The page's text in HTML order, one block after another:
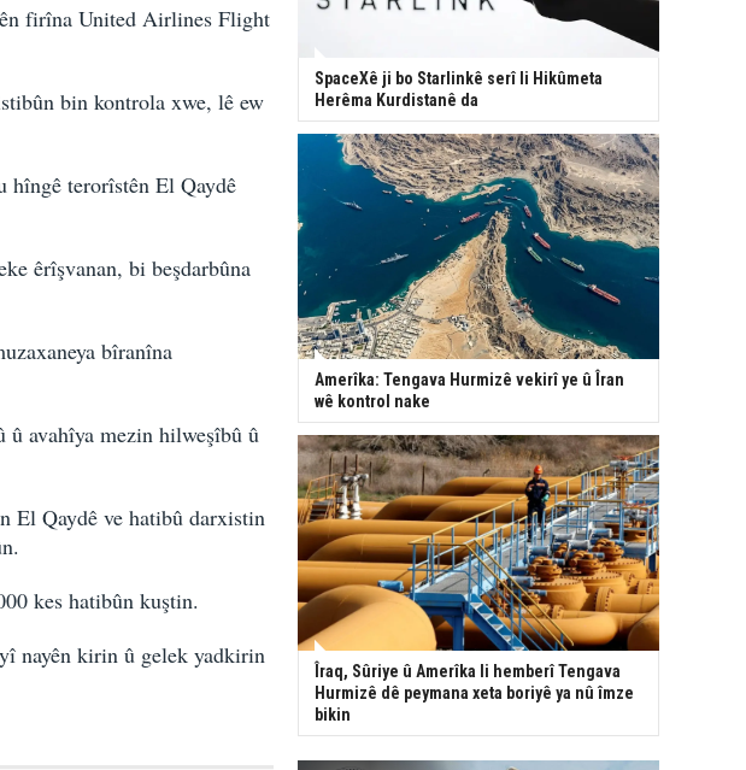
firîna United Airlines Flight
bin kontrola xwe, lê ew
hîngê terorîstên El Qaydê
êrîşvanan, bi beşdarbûna
bîranîna
û avahîya mezin hilweşîbû û
El Qaydê ve hatibû darxistin
kes hatibûn kuştin.
nayên kirin û gelek yadkirin
SpaceXê ji bo Starlinkê serî li Hikûmeta
Herêma Kurdistanê da
Amerîka: Tengava Hurmizê vekirî ye û Îran
wê kontrol nake
Îraq, Sûriye û Amerîka li hemberî Tengava
Hurmizê dê peymana xeta boriyê ya nû îmze
bikin